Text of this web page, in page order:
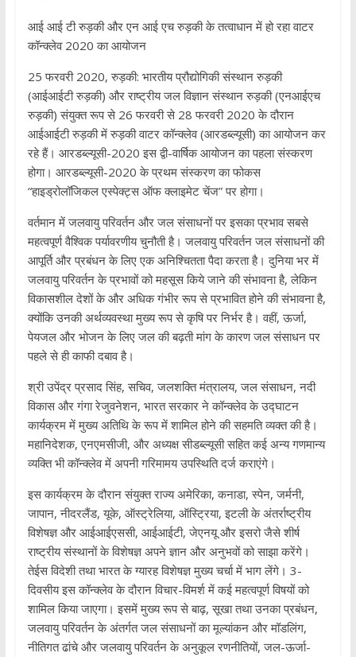
आई आई टी रुड़की और एन आई एच रुड़की के तत्वाधान में हो रहा वाटर
कॉन्क्लेव 2020 का आयोजन
25 फरवरी 2020, रुड़की: भारतीय प्रौद्योगिकी संस्थान रुड़की
(आईआईटी रुड़की) और राष्ट्रीय जल विज्ञान संस्थान रुड़की (एनआईएच
रुड़की) संयुक्त रूप से 26 फरवरी से 28 फरवरी 2020 के दौरान
आईआईटी रुड़की में रुड़की वाटर कॉन्क्लेव (आरडब्ल्यूसी) का आयोजन कर
रहे हैं। आरडब्ल्यूसी-2020 इस द्वी-वार्षिक आयोजन का पहला संस्करण
होगा। आरडब्ल्यूसी-2020 के प्रथम संस्करण का फोकस
“हाइड्रोलॉजिकल एस्पेक्ट्स ऑफ क्लाइमेट चेंज” पर होगा।
वर्तमान में जलवायु परिवर्तन और जल संसाधनों पर इसका प्रभाव सबसे
महत्वपूर्ण वैश्विक पर्यावरणीय चुनौती है। जलवायु परिवर्तन जल संसाधनों की
आपूर्ति और प्रबंधन के लिए एक अनिश्चितता पैदा करता है। दुनिया भर में
जलवायु परिवर्तन के प्रभावों को महसूस किये जाने की संभावना है, लेकिन
विकासशील देशों के और अधिक गंभीर रूप से प्रभावित होने की संभावना है,
क्योंकि उनकी अर्थव्यवस्था मुख्य रूप से कृषि पर निर्भर है। वहीं, ऊर्जा,
पेयजल और भोजन के लिए जल की बढ़ती मांग के कारण जल संसाधन पर
पहले से ही काफी दबाव है।
श्री उपेंद्र प्रसाद सिंह, सचिव, जलशक्ति मंत्रालय, जल संसाधन, नदी
विकास और गंगा रेजुवनेशन, भारत सरकार ने कॉन्क्लेव के उद्घाटन
कार्यक्रम में मुख्य अतिथि के रूप में शामिल होने की सहमति व्यक्त की है।
महानिदेशक, एनएमसीजी, और अध्यक्ष सीडब्ल्यूसी सहित कई अन्य गणमान्य
व्यक्ति भी कॉन्क्लेव में अपनी गरिमामय उपस्थिति दर्ज कराएंगे।
इस कार्यक्रम के दौरान संयुक्त राज्य अमेरिका, कनाडा, स्पेन, जर्मनी,
जापान, नीदरलैंड, यूके, ऑस्ट्रेलिया, ऑस्ट्रिया, इटली के अंतर्राष्ट्रीय
विशेषज्ञ और आईआईएससी, आईआईटी, जेएनयू और इसरो जैसे शीर्ष
राष्ट्रीय संस्थानों के विशेषज्ञ अपने ज्ञान और अनुभवों को साझा करेंगे।
तेईस विदेशी तथा भारत के ग्यारह विशेषज्ञ मुख्य चर्चा में भाग लेंगे। 3-
दिवसीय इस कॉन्क्लेव के दौरान विचार-विमर्श में कई महत्वपूर्ण विषयों को
शामिल किया जाएगा। इसमें मुख्य रूप से बाढ़, सूखा तथा उनका प्रबंधन,
जलवायु परिवर्तन के अंतर्गत जल संसाधनों का मूल्यांकन और मॉडलिंग,
नीतिगत ढांचे और जलवायु परिवर्तन के अनुकूल रणनीतियों, जल-ऊर्जा-